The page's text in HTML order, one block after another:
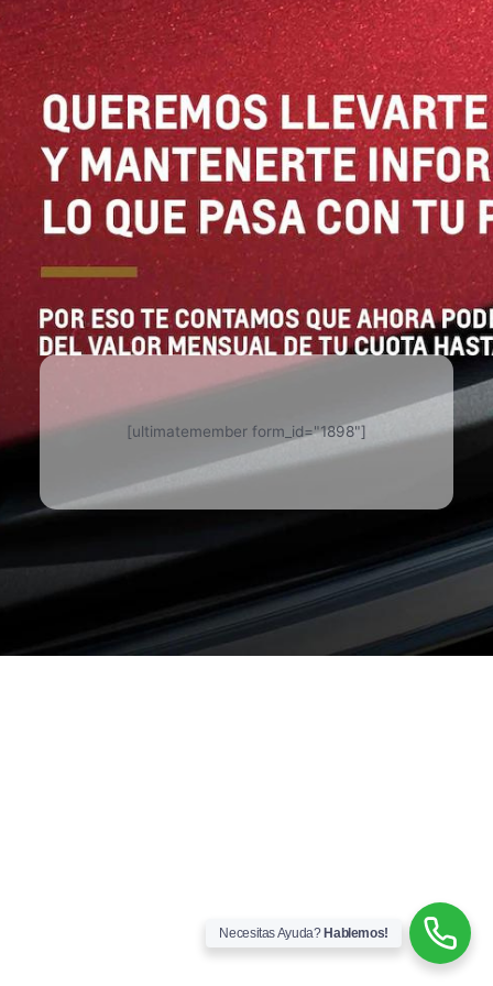
[ultimatemember form_id="1898"]
Necesitas Ayuda? Hablemos!